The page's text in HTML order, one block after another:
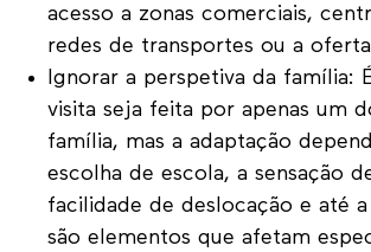
acesso a zonas comerciais,
redes de transportes ou a
Ignorar a perspetiva da família:
visita seja feita por apenas um
família, mas a adaptação
escolha de escola, a sensação
facilidade de deslocação e até
são elementos que afetam